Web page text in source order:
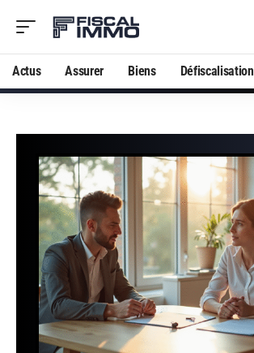
Actus Assurer Biens Défiscalisation